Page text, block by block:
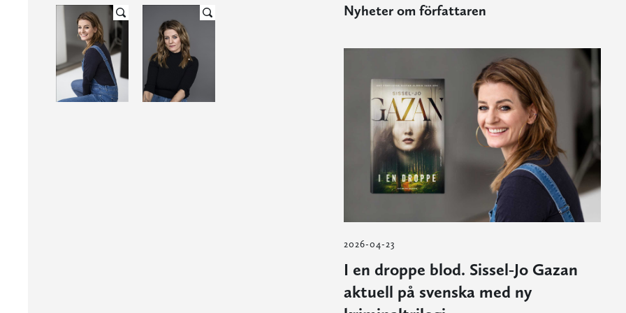
Nyheter om författaren
2026-04-23
I en droppe blod. Sissel‑Jo Gazan
aktuell på svenska med ny